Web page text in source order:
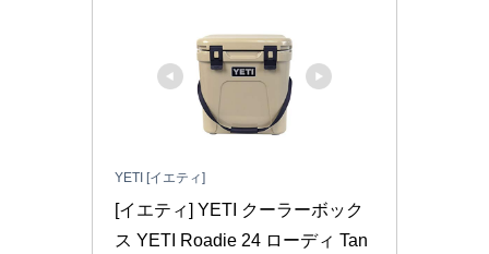
YETI [イエティ]
[イエティ] YETI クーラーボック
ス YETI Roadie 24 ローディ Tan